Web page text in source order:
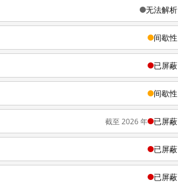
无法解析
间歇性
已屏蔽
间歇性
截至 2026 年 已屏蔽
已屏蔽
已屏蔽